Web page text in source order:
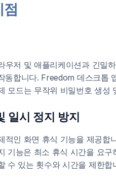
점
우저 및 애플리케이션과 긴밀
동합니다. Freedom 데스크톱
모드는 무작위 비밀번호 생성
일시 정지 방지
적인 화면 휴식 기능을 제공합
기능은 최소 휴식 시간을 요
수 있는 횟수와 시간을 제한